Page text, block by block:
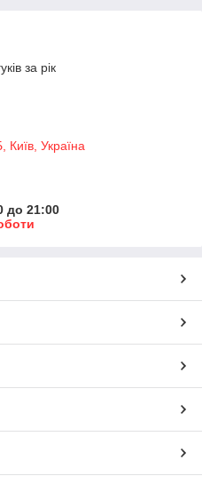
за рік
Київ, Україна
до 21:00